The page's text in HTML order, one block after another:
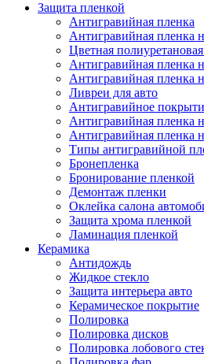
Защита пленкой
Антигравийная пленка
Антигравийная пленка
Цветная
Антигравийная пленка
Антигравийная пленка
Ливреи для авто
Антигравийное
Антигравийная пленка
Антигравийная пленка
Типы антигравийной
Бронепленка
Бронирование пленкой
Демонтаж пленки
Оклейка салона
Защита хрома пленкой
Ламинация пленкой
Керамика
Антидождь
Жидкое стекло
Защита интерьера авто
Керамическое покрытие
Полировка
Полировка дисков
Полировка лобового